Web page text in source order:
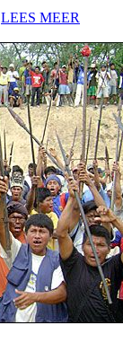
LEES MEER